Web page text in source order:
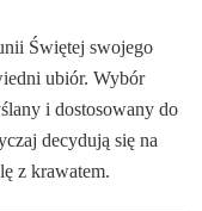
Świętej swojego
ubiór. Wybór
i dostosowany do
decydują się na
z krawatem.